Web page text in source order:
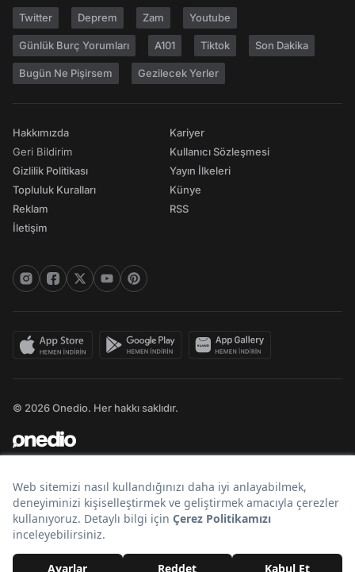
Twitter Deprem Zam Youtube
Günlük Burç Yorumları A101 Tiktok Son Dakika
Bugün Ne Pişirsem Gezilecek Yerler
Hakkımızda
Geri Bildirim
Gizlilik Politikası
Topluluk Kuralları
Reklam
İletişim
Kariyer
Kullanıcı Sözleşmesi
Yayın İlkeleri
Künye
RSS
© 2026 Onedio. Her hakkı saklıdır.
Bir markasıdır.